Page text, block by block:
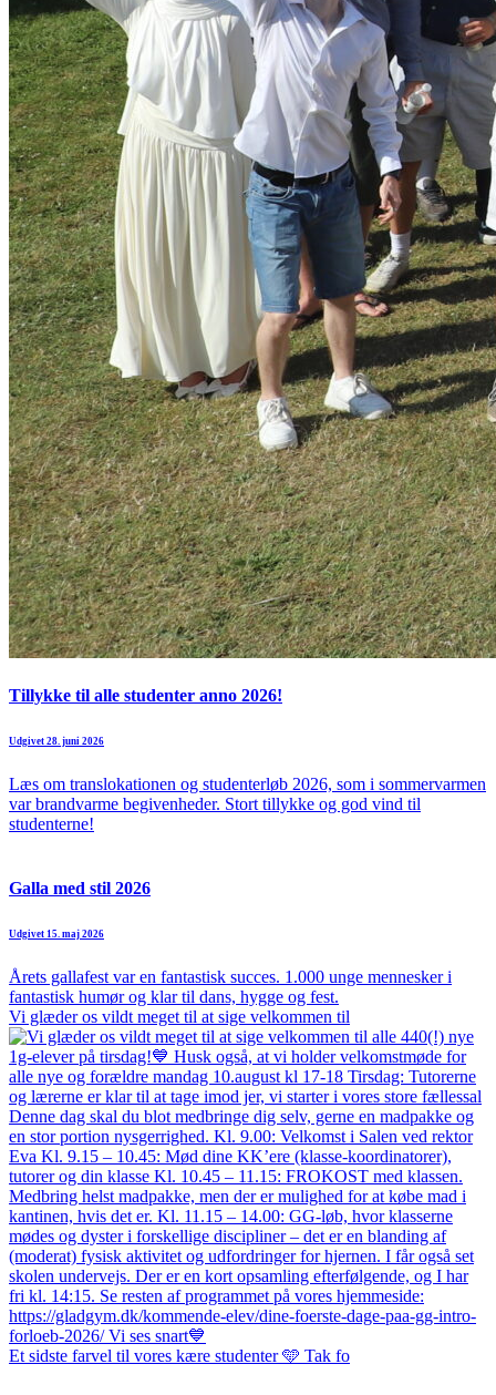
Tillykke til alle studenter anno 2026!
Udgivet 28. juni 2026
Læs om translokationen og studenterløb 2026, som i sommervarmen
var brandvarme begivenheder. Stort tillykke og god vind til
studenterne!
Galla med stil 2026
Udgivet 15. maj 2026
Årets gallafest var en fantastisk succes. 1.000 unge mennesker i
fantastisk humør og klar til dans, hygge og fest.
Vi glæder os vildt meget til at sige velkommen til
Et sidste farvel til vores kære studenter 🩵 Tak fo